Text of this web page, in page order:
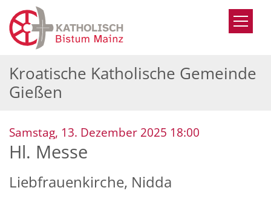
Zum Inhalt springen
Kroatische Katholische Gemeinde
Gießen
Samstag, 13. Dezember 2025 18:00
Hl. Messe
Liebfrauenkirche, Nidda